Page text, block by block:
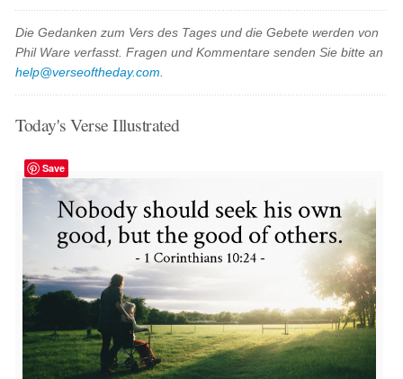
Die Gedanken zum Vers des Tages und die Gebete werden von
Phil Ware verfasst. Fragen und Kommentare senden Sie bitte an
help@verseoftheday.com
Today's Verse Illustrated
Save